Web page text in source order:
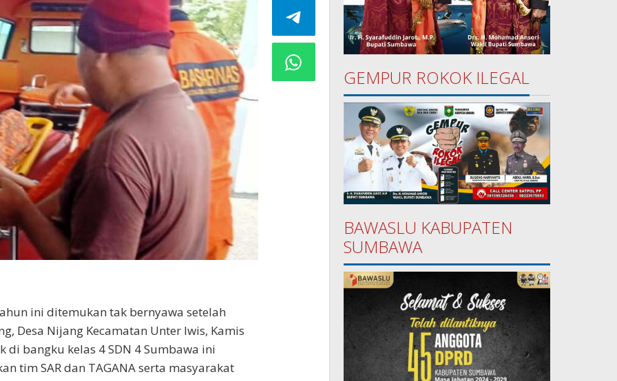
ini ditemukan tak bernyawa setelah
Desa Nijang Kecamatan Unter Iwis, Kamis
bangku kelas 4 SDN 4 Sumbawa ini
tim SAR dan TAGANA serta masyarakat
GEMPUR ROKOK ILEGAL
BAWASLU KABUPATEN
SUMBAWA